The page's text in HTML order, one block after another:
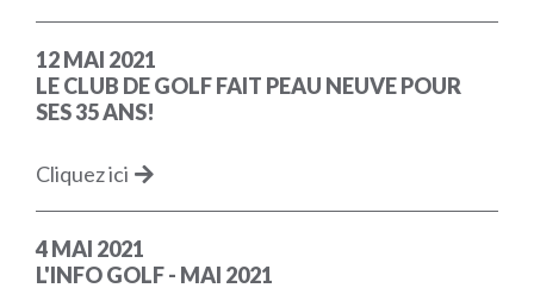
12 MAI 2021
LE CLUB DE GOLF FAIT PEAU NEUVE POUR
SES 35 ANS!
Cliquez ici
4 MAI 2021
L'INFO GOLF - MAI 2021